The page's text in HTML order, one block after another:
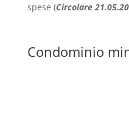
spese (Circolare
Condominio